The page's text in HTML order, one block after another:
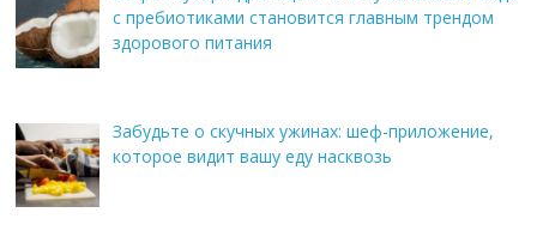
с пребиотиками становится главным трендом
здорового питания
Забудьте о скучных ужинах: шеф-приложение,
которое видит вашу еду насквозь